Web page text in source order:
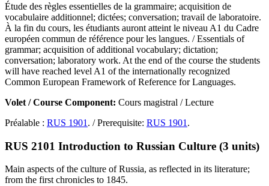
Étude des règles essentielles de la grammaire; acquisition de
vocabulaire additionnel; dictées; conversation; travail de laboratoire.
À la fin du cours, les étudiants auront atteint le niveau A1 du Cadre
européen commun de référence pour les langues. / Essentials of
grammar; acquisition of additional vocabulary; dictation;
conversation; laboratory work. At the end of the course the students
will have reached level A1 of the internationally recognized
Common European Framework of Reference for Languages.
Volet / Course Component: Cours magistral / Lecture
Préalable : RUS 1901 . / Prerequisite: RUS 1901 .
RUS 2101 Introduction to Russian Culture (3 units)
Main aspects of the culture of Russia, as reflected in its literature;
from the first chronicles to 1845.